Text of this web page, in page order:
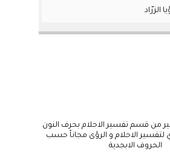
الزرّاد
من قسم تفسير الاحلام بحرف النون
لتفسير الاحلام و الرؤى مجاناً حسب
الحروف الابجدية